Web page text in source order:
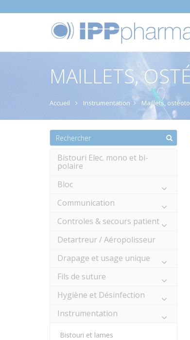
MAILLETS,
Accueil Instrumentation Maillets,
Bistouri Elec. mono et bi-
polaire
Bloc
Communication
Controles & secours patient
Detartreur / Aéropolisseur
Drapage et usage unique
Fils de suture
Hygiène et Désinfection
Instrumentation
Bistouri et lames